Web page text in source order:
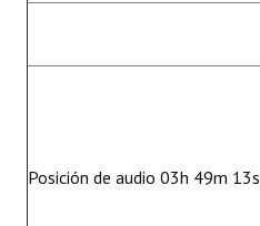
Posición de audio 03h 49m 13s